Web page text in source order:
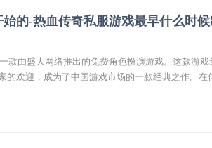
的-热血传奇私服游戏最早什么时
款由盛大网络推出的免费角色扮演游戏。这款游
的欢迎，成为了中国游戏市场的一款经典之作。在